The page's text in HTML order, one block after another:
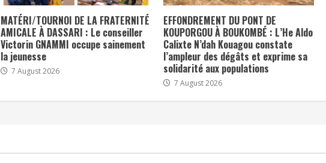
MATÉRI/TOURNOI DE LA FRATERNITÉ
AMICALE À DASSARI : Le conseiller
Victorin GNAMMI occupe sainement
la jeunesse
7 August 2026
EFFONDREMENT DU PONT DE
KOUPORGOU À BOUKOMBÉ : L’He Aldo
Calixte N’dah Kouagou constate
l’ampleur des dégâts et exprime sa
solidarité aux populations
7 August 2026